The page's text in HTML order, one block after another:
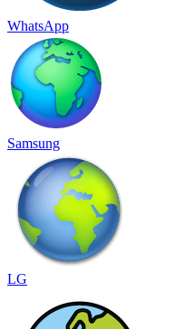
WhatsApp
Samsung
LG